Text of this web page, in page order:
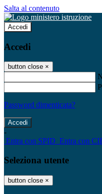
Salta al contenuto
Accedi
Accedi
button close ×
Password dimenticata?
-
Entra con SPID Entra con
Seleziona utente
button close ×